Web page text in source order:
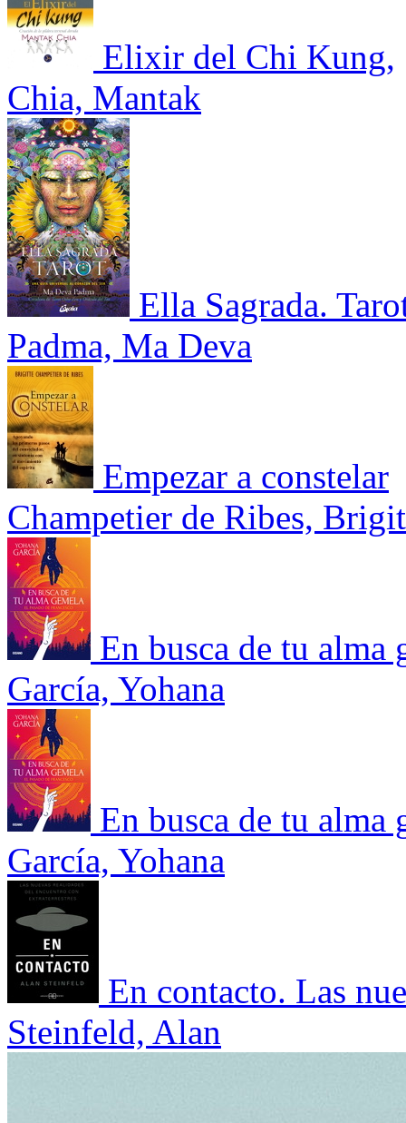
Elixir del Chi Kung,
Chia, Mantak
Ella Sagrada.
Padma, Ma Deva
Empezar a constelar
Champetier de Ribes,
En busca de tu alma
García, Yohana
En busca de tu alma
García, Yohana
En contacto. Las
Steinfeld, Alan